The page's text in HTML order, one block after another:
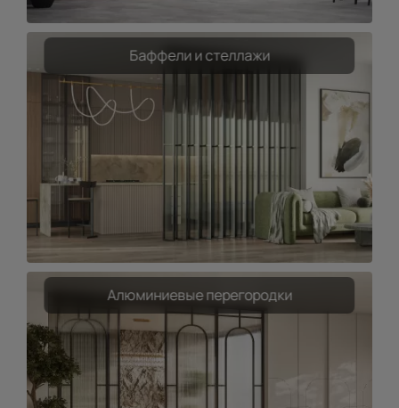
Баффели и стеллажи
Алюминиевые перегородки